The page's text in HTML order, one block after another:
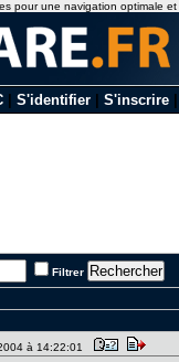
S'identifier S'inscrire
Filtrer
à 14:22:01
pour une navigation optimale